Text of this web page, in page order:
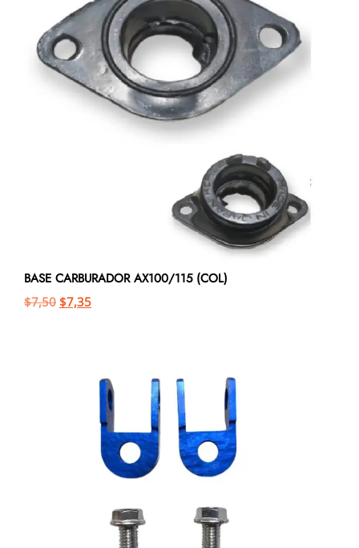
BASE CARBURADOR AX100/115 (COL)
$7,50 $7,35